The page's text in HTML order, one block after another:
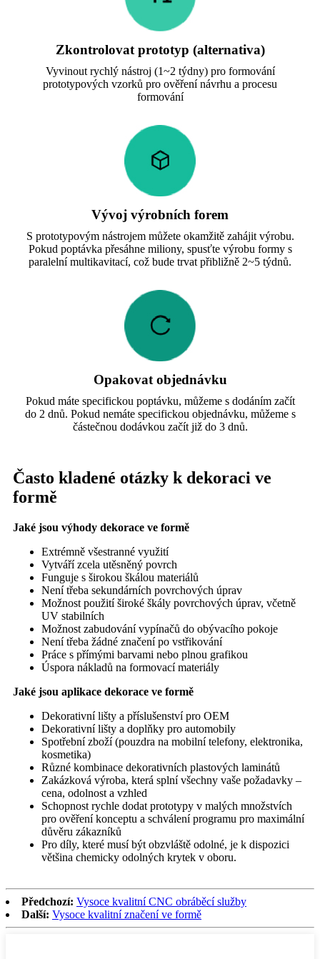
Zkontrolovat prototyp (alternativa)
Vyvinout rychlý nástroj (1~2 týdny) pro formování
prototypových vzorků pro ověření návrhu a procesu
formování
Vývoj výrobních forem
S prototypovým nástrojem můžete okamžitě zahájit výrobu.
Pokud poptávka přesáhne miliony, spusťte výrobu formy s
paralelní multikavitací, což bude trvat přibližně 2~5 týdnů.
Opakovat objednávku
Pokud máte specifickou poptávku, můžeme s dodáním začít
do 2 dnů. Pokud nemáte specifickou objednávku, můžeme s
částečnou dodávkou začít již do 3 dnů.
Často kladené otázky k dekoraci ve
formě
Jaké jsou výhody dekorace ve formě
Extrémně všestranné využití
Vytváří zcela utěsněný povrch
Funguje s širokou škálou materiálů
Není třeba sekundárních povrchových úprav
Možnost použití široké škály povrchových úprav, včetně
UV stabilních
Možnost zabudování vypínačů do obývacího pokoje
Není třeba žádné značení po vstřikování
Práce s přímými barvami nebo plnou grafikou
Úspora nákladů na formovací materiály
Jaké jsou aplikace dekorace ve formě
Dekorativní lišty a příslušenství pro OEM
Dekorativní lišty a doplňky pro automobily
Spotřební zboží (pouzdra na mobilní telefony, elektronika,
kosmetika)
Různé kombinace dekorativních plastových laminátů
Zakázková výroba, která splní všechny vaše požadavky –
cena, odolnost a vzhled
Schopnost rychle dodat prototypy v malých množstvích
pro ověření konceptu a schválení programu pro maximální
důvěru zákazníků
Pro díly, které musí být obzvláště odolné, je k dispozici
většina chemicky odolných krytek v oboru.
Předchozí: Vysoce kvalitní CNC obráběcí služby
Další: Vysoce kvalitní značení ve formě